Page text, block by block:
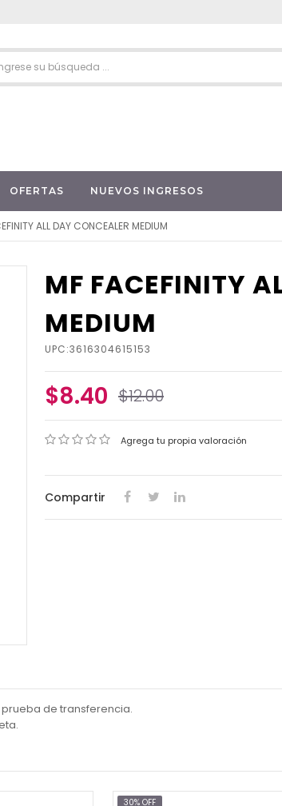
OFERTAS NUEVOS INGRESOS
ALL DAY CONCEALER MEDIUM
MF FACEFINITY
MEDIUM
UPC:3616304615153
$8.40 $12.00
Agrega tu propia valoración
Compartir
prueba de transferencia.